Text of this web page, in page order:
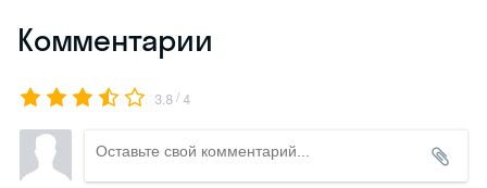
Комментарии
3.8/ 4